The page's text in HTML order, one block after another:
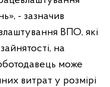
- зазначив
ВПО, які
на
може
витрат у розмірі